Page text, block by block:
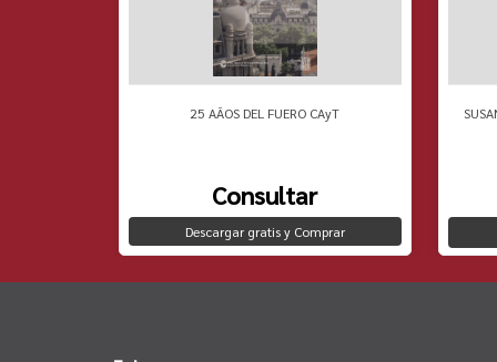
25 AÃOS DEL FUERO CAyT
Consultar
Descargar gratis y Comprar